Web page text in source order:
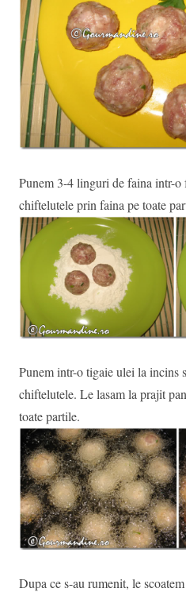
Punem 3-4 linguri de faina intr-
chiftelutele prin faina pe toate
Punem intr-o tigaie ulei la incins
chiftelutele. Le lasam la prajit
toate partile.
Dupa ce s-au rumenit, le